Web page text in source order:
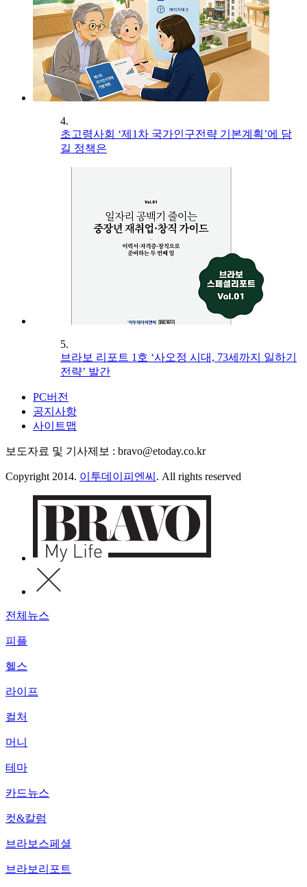
4.
초고령사회 ‘제1차 국가인구전략 기본계획’에 담
길 정책은
5.
브라보 리포트 1호 ‘사오정 시대, 73세까지 일하기
전략’ 발간
PC버전
공지사항
사이트맵
보도자료 및 기사제보 : bravo@etoday.co.kr
Copyright 2014. 이투데이피엔씨 . All rights reserved
전체뉴스
피플
헬스
라이프
컬처
머니
테마
카드뉴스
컷&칼럼
브라보스페셜
브라보리포트